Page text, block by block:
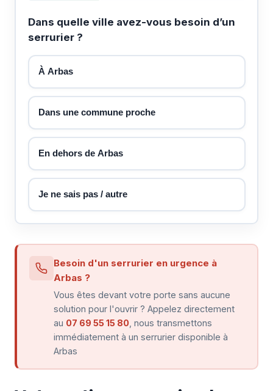
Dans quelle ville avez-vous besoin d’un
serrurier ?
À Arbas
Dans une commune proche
En dehors de Arbas
Je ne sais pas / autre
Besoin d'un serrurier en urgence à
Arbas ?
Vous êtes devant votre porte sans aucune
solution pour l'ouvrir ? Appelez directement
au 07 69 55 15 80 , nous transmettons
immédiatement à un serrurier disponible à
Arbas